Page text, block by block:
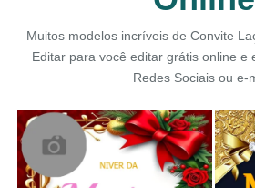
Muitos modelos incríveis de Convite
Editar para você editar grátis online e
Redes Sociais ou e-